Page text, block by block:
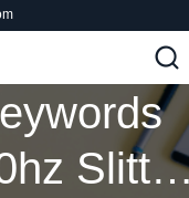
Slitter